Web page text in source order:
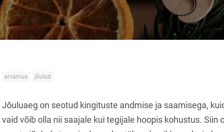
arvamus jõulud
Jõuluaeg on seotud kingituste andmise ja saamisega,
vaid võib olla nii saajale kui tegijale hoopis kohustus. Siin